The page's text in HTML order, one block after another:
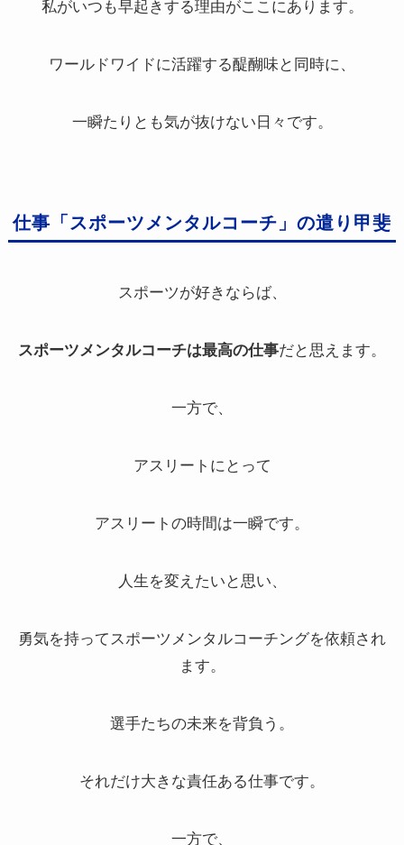
私がいつも早起きする理由がここにあります。
ワールドワイドに活躍する醍醐味と同時に、
一瞬たりとも気が抜けない日々です。
仕事「スポーツメンタルコーチ」の遣り甲斐
スポーツが好きならば、
スポーツメンタルコーチは最高の仕事だと思えます。
一方で、
アスリートにとって
アスリートの時間は一瞬です。
人生を変えたいと思い、
勇気を持ってスポーツメンタルコーチングを依頼され
ます。
選手たちの未来を背負う。
それだけ大きな責任ある仕事です。
一方で、